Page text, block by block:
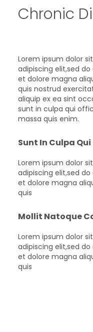
Chronic
Lorem ipsum dolor
adipiscing elit,sed
et dolore magna
quis nostrud
aliquip ex ea sint
sunt in culpa qui
massa quis enim.
Sunt In Culpa
Lorem ipsum dolor
adipiscing elit,sed
et dolore magna
quis
Mollit Natoque
Lorem ipsum dolor
adipiscing elit,sed
et dolore magna
quis